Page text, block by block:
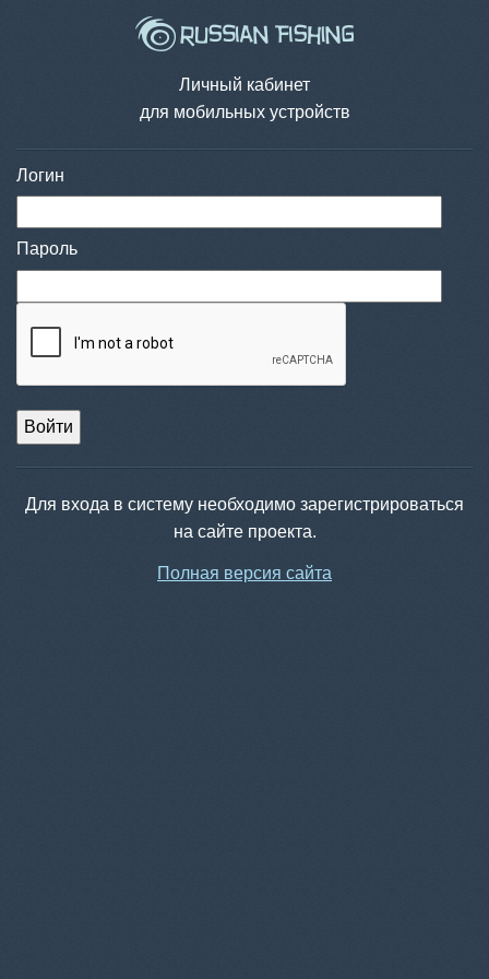
Личный кабинет
для мобильных устройств
Логин
Пароль
Войти
Для входа в систему необходимо зарегистрироваться
на сайте проекта.
Полная версия сайта